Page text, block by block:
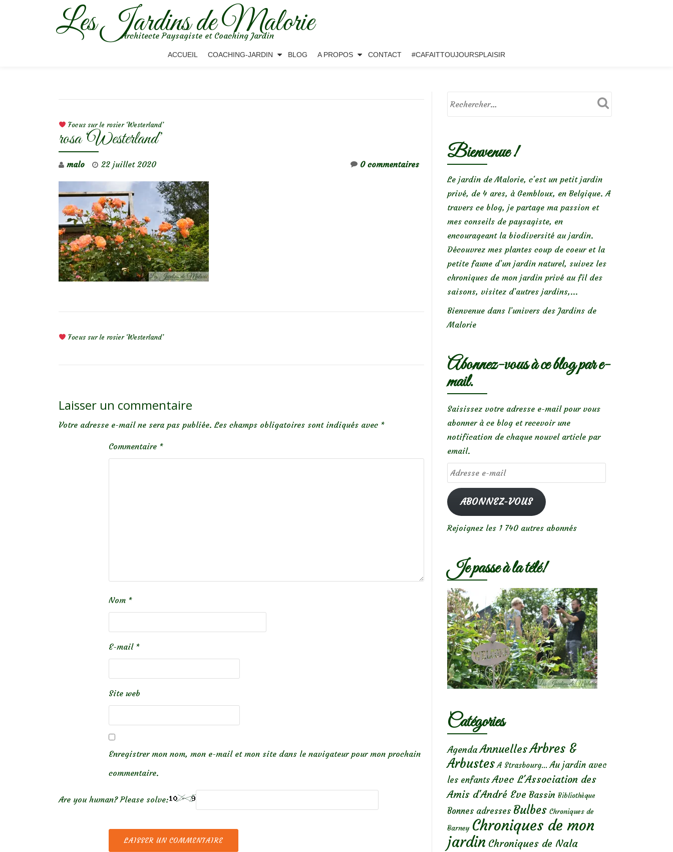
Les Jardins de Malorie
Architecte Paysagiste et Coaching Jardin
ACCUEIL COACHING-JARDIN BLOG A PROPOS CONTACT #CAFAITTOUJOURSPLAISIR
Focus sur le rosier ‘Westerland’
rosa ‘Westerland’
malo 22 juillet 2020 0 commentaires
Focus sur le rosier ‘Westerland’
Laisser un commentaire
Votre adresse e-mail ne sera pas publiée. Les champs obligatoires sont indiqués avec *
Commentaire *
Nom *
E-mail *
Site web
Enregistrer mon nom, mon e-mail et mon site dans le navigateur pour mon prochain
commentaire.
Are you human? Please solve:
Bienvenue !
Le jardin de Malorie, c'est un petit jardin
privé, de 4 ares, à Gembloux, en Belgique. A
travers ce blog, je partage ma passion et
mes conseils de paysagiste, en
encourageant la biodiversité au jardin.
Découvrez mes plantes coup de coeur et la
petite faune d’un jardin naturel, suivez les
chroniques de mon jardin privé au fil des
saisons, visitez d’autres jardins,...
Bienvenue dans l’univers des Jardins de
Malorie
Abonnez-vous à ce blog par e-
mail.
Saisissez votre adresse e-mail pour vous
abonner à ce blog et recevoir une
notification de chaque nouvel article par
email.
Adresse
e-
mailABONNEZ-VOUS
Rejoignez les 1 740 autres abonnés
Je passe à la télé!
Catégories
Agenda AnnuellesArbres &
Arbustes A Strasbourg... Au jardin avec
les enfants Avec L'Association des
Amis d'André Eve Bassin Bibliothèque
Bonnes adresses Bulbes Chroniques de
Barney Chroniques de mon
jardin Chroniques de Nala